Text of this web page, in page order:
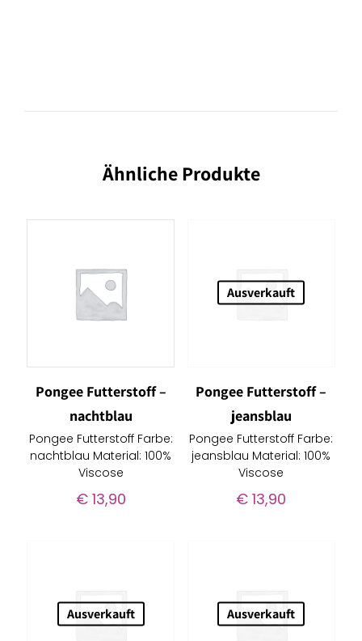
Ähnliche Produkte
Pongee Futterstoff –
nachtblau
Pongee Futterstoff Farbe:
nachtblau Material: 100%
Viscose
€13,90
Ausverkauft
Pongee Futterstoff –
jeansblau
Pongee Futterstoff Farbe:
jeansblau Material: 100%
Viscose
€ 13,90
Ausverkauft Ausverkauft